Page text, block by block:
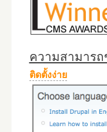
ความสามารถ
ติดตั้งง่าย